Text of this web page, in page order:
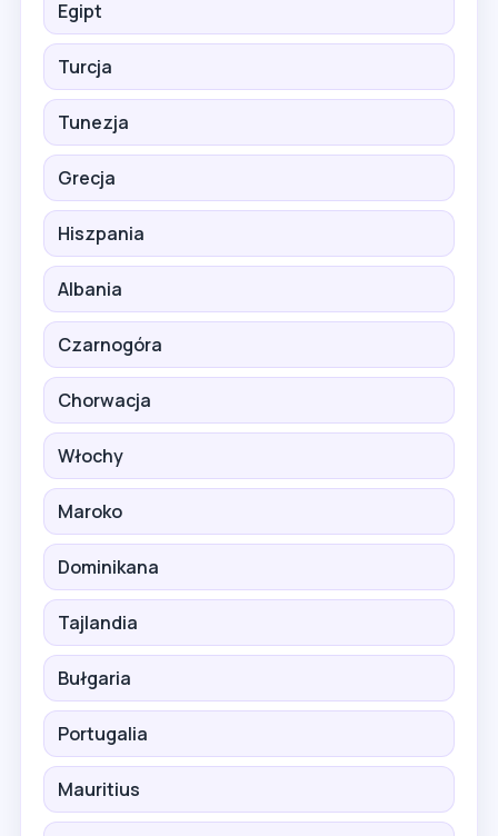
Egipt
Turcja
Tunezja
Grecja
Hiszpania
Albania
Czarnogóra
Chorwacja
Włochy
Maroko
Dominikana
Tajlandia
Bułgaria
Portugalia
Mauritius